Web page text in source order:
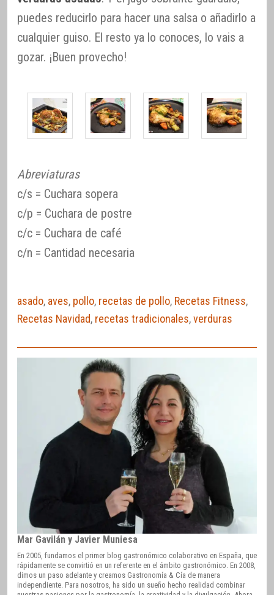
puedes reducirlo para hacer una salsa o añadirlo a
cualquier guiso. El resto ya lo conoces, lo vais a
gozar. ¡Buen provecho!
Abreviaturas
c/s = Cuchara sopera
c/p = Cuchara de postre
c/c = Cuchara de café
c/n = Cantidad necesaria
asado, aves, pollo, recetas de pollo, Recetas Fitness,
Recetas Navidad, recetas tradicionales,verduras
Mar Gavilán y Javier Muniesa
En 2005, fundamos el primer blog gastronómico colaborativo en España, que
rápidamente se convirtió en un referente en el ámbito gastronómico. En 2008,
dimos un paso adelante y creamos Gastronomía & Cía de manera
independiente. Para nosotros, ha sido un sueño hecho realidad combinar